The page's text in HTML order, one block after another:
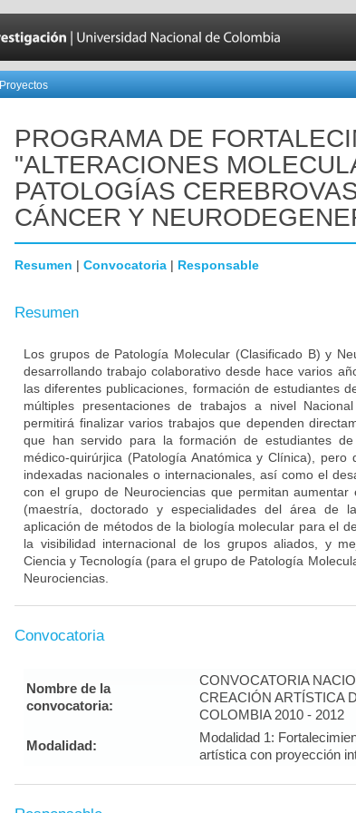
Proyectos
PROGRAMA DE
"ALTERACIONES
PATOLOGÍAS
CÁNCER Y
Resumen | Convocatoria | Responsable
Resumen
Los grupos de Patología Molecular (Clasificado B) y
desarrollando trabajo colaborativo desde hace varios
las diferentes publicaciones, formación de estudiantes
múltiples presentaciones de trabajos a nivel
permitirá finalizar varios trabajos que dependen
que han servido para la formación de estudiantes
médico-quirúrjica (Patología Anatómica y Clínica),
indexadas nacionales o internacionales, así como el
con el grupo de Neurociencias que permitan
(maestría, doctorado y especialidades del área de
aplicación de métodos de la biología molecular para el
la visibilidad internacional de los grupos aliados, y
Ciencia y Tecnología (para el grupo de Patología
Neurociencias.
Convocatoria
Nombre de la
convocatoria:
CONVOCATORIA
CREACIÓN ARTÍSTICA
COLOMBIA 2010 - 2012
Modalidad:
Modalidad 1:
artística con proyección